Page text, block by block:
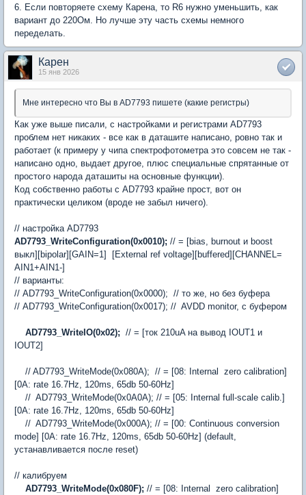
6. Если повторяете схему Карена, то R6 нужно уменьшить, как
вариант до 220Ом. Но лучше эту часть схемы немного
переделать.
Карен
15 янв 2026
Мне интересно что Вы в AD7793 пишете (какие регистры)
Как уже выше писали, с настройками и регистрами AD7793
проблем нет никаких - все как в даташите написано, ровно так и
работает (к примеру у чипа спектрофотометра это совсем не так -
написано одно, выдает другое, плюс специальные спрятанные от
простого народа даташиты на основные функции).
Код собственно работы с AD7793 крайне прост, вот он
практически целиком (вроде не забыл ничего).
// настройка AD7793
AD7793_WriteConfiguration(0x0010); // = [bias, burnout и boost
выкл][bipolar][GAIN=1] [External ref voltage][buffered][CHANNEL=
AIN1+AIN1-]
// варианты:
// AD7793_WriteConfiguration(0x0000); // то же, но без буфера
// AD7793_WriteConfiguration(0x0017); // AVDD monitor, с буфером
AD7793_WriteIO(0x02); // = [ток 210uA на вывод IOUT1 и
IOUT2]
// AD7793_WriteMode(0x080A); // = [08: Internal zero calibration]
[0A: rate 16.7Hz, 120ms, 65db 50-60Hz]
// AD7793_WriteMode(0x0A0A); // = [05: Internal full-scale calib.]
[0A: rate 16.7Hz, 120ms, 65db 50-60Hz]
// AD7793_WriteMode(0x000A); // = [00: Continuous conversion
mode] [0A: rate 16.7Hz, 120ms, 65db 50-60Hz] (default,
устанавливается после reset)
// калибруем
AD7793_WriteMode(0x080F); // = [08: Internal zero calibration]